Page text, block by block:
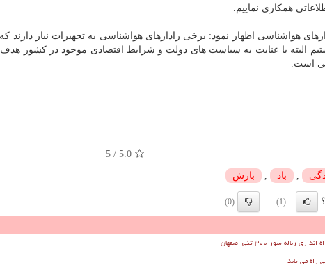
همكاری نماییم.
هواشناسی اظهار نمود: برخی رادارهای هواشناسی به تجهیزات نیاز دارند
البته با عنایت به سیاست های دولت و شرایط اقتصادی موجود در كشور هدف
است.
5.0
/
5
باد بارش
(1)
(0)
سوز ۳۰۰ تنی اصفهان
راه می یابد